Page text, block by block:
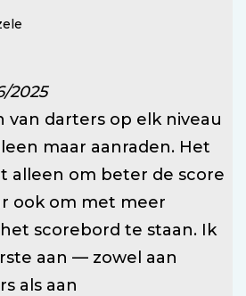
2025
van darters op elk niveau
maar aanraden. Het
alleen om beter de score
ook om met meer
scorebord te staan. Ik
aan — zowel aan
als aan